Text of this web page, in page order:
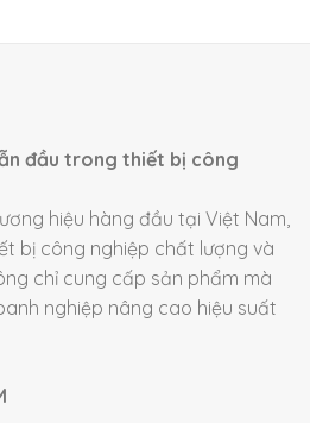
đầu trong thiết bị công
hiệu hàng đầu tại Việt Nam,
bị công nghiệp chất lượng và
chỉ cung cấp sản phẩm mà
nghiệp nâng cao hiệu suất